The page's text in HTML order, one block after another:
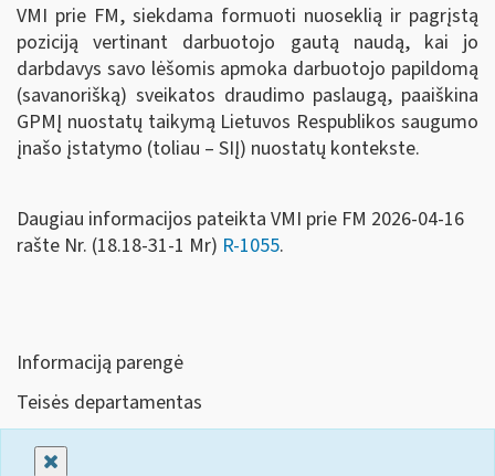
VMI prie FM, siekdama formuoti nuoseklią ir pagrįstą
poziciją vertinant darbuotojo gautą naudą, kai jo
darbdavys savo lėšomis apmoka darbuotojo papildomą
(savanorišką) sveikatos draudimo paslaugą, paaiškina
GPMĮ nuostatų taikymą Lietuvos Respublikos saugumo
įnašo įstatymo (toliau – SIĮ) nuostatų kontekste.
Daugiau informacijos pateikta VMI prie FM 2026-04-16
rašte Nr. (18.18-31-1 Mr) R-1055.
Informaciją parengė
Teisės departamentas